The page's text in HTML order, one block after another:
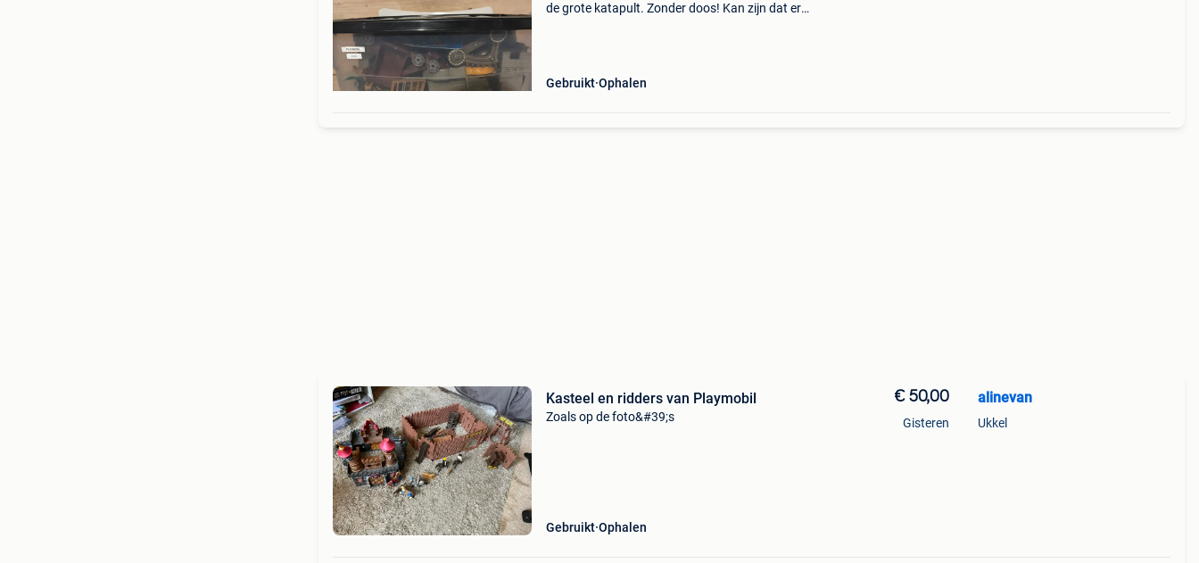
de grote katapult. Zonder doos! Kan zijn dat er
Gebruikt Ophalen
Kasteel en ridders van Playmobil
Zoals op de foto&#39;s
Gebruikt Ophalen
€ 50,00
Gisteren
alinevan
Ukkel